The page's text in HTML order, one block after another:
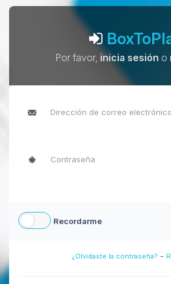
Por favor, inicia sesión o
Recordarme
¿Olvidaste la contraseña? -